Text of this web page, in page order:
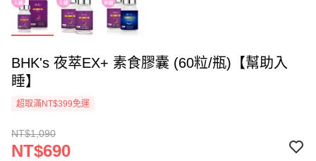
BHK's 夜萃EX+ 素食膠囊 (60粒/瓶)【幫助入
睡】
超取滿NT$399免運
NT$1,090
NT$690